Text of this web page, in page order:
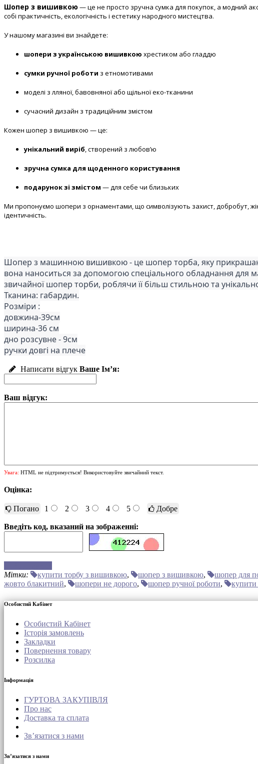
Шопер з вишивкою — це не просто зручна сумка для покупок, а модний
собі практичність, екологічність і естетику народного мистецтва.
У нашому магазині ви знайдете:
шопери з українською вишивкою хрестиком або гладдю
сумки ручної роботи з етномотивами
моделі з лляної, бавовняної або щільної еко-тканини
сучасний дизайн з традиційним змістом
Кожен шопер з вишивкою — це:
унікальний виріб, створений з любов’ю
зручна сумка для щоденного користування
подарунок зі змістом — для себе чи близьких
Ми пропонуємо шопери з орнаментами, що символізують захист, добробут,
ідентичність.
Шопер з машинною вишивкою - це шопер торба, яку
вона наноситься за допомогою спеціального обладнання
звичайної шопер торби, роблячи її більш стильною та
Тканина: габардин.
Розміри :
довжина-39см
ширина-36 см
дно розсувне - 9см
ручки довгі на плече
Написати відгук Ваше Ім’я:
Ваш відгук:
Увага: HTML не підтримується! Використовуйте звичайний текст.
Оцінка:
Погано 1 2 3 4 5 Добре
Введіть код, вказаний на зображенні:
Мітки:
купити торбу з вишивкою, шопер з вишивкою, шопер для
жовто блакитний, шопери не дорого, шопер ручної роботи,
Особистий Кабінет
Особистий Кабінет
Історія замовлень
Закладки
Повернення товару
Розсилка
Інформація
ГУРТОВА ЗАКУПІВЛЯ
Про нас
Доставка та сплата
Зв’язатися з нами
Зв’язатися з нами